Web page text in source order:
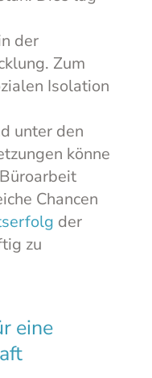
der
Zum
Isolation
unter den
könne
Chancen
der
zu
eine